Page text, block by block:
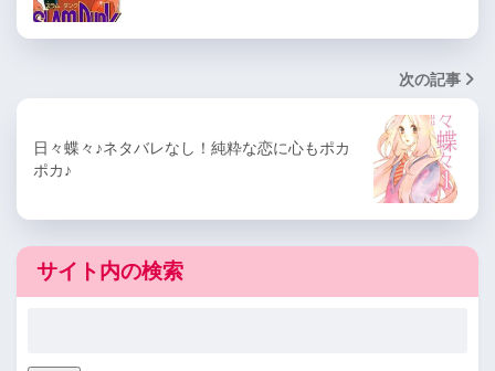
次の記事
日々蝶々♪ネタバレなし！純粋な恋に心もポカ
ポカ♪
サイト内の検索